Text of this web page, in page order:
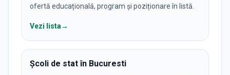
ofertă educațională, program și poziționare în listă.
Vezi lista→
Școli de stat în Bucuresti